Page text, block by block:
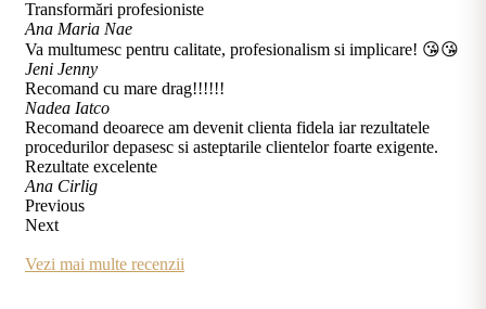
Transformări profesioniste
Ana Maria Nae
Va multumesc pentru calitate, profesionalism si implicare! 😘😘
Jeni Jenny
Recomand cu mare drag!!!!!!
Nadea Iatco
Recomand deoarece am devenit clienta fidela iar rezultatele
procedurilor depasesc si asteptarile clientelor foarte exigente.
Rezultate excelente
Ana Cirlig
Previous
Next
Vezi mai multe recenzii